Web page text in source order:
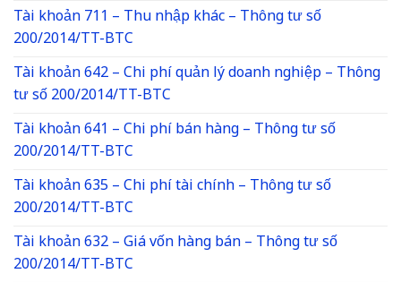
Tài khoản 711 – Thu nhập khác – Thông tư số
200/2014/TT-BTC
Tài khoản 642 – Chi phí quản lý doanh nghiệp – Thông
tư số 200/2014/TT-BTC
Tài khoản 641 – Chi phí bán hàng – Thông tư số
200/2014/TT-BTC
Tài khoản 635 – Chi phí tài chính – Thông tư số
200/2014/TT-BTC
Tài khoản 632 – Giá vốn hàng bán – Thông tư số
200/2014/TT-BTC